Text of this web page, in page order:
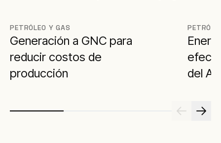
PETRÓLEO Y GAS
Generación a GNC para
reducir costos de
producción
del